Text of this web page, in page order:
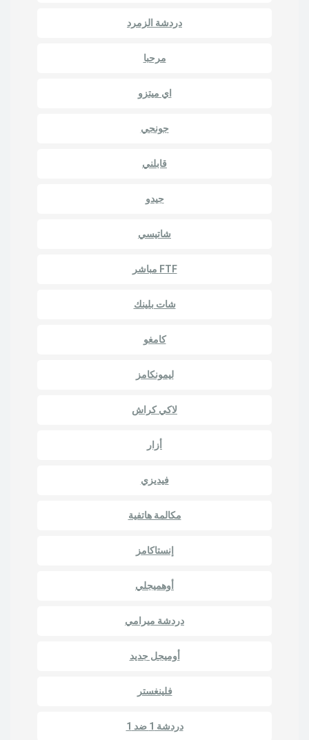
دردشة الزمرد
مرحبا
اي ميتزو
جونجي
قابلني
جيدو
شاتيسي
FTF مباشر
شات بلينك
كامغو
ليمونكامز
لاكي كراش
أزار
فيديزي
مكالمة هاتفية
إنستاكامز
أوهميجلي
دردشة ميرامي
أوميجل جديد
فلينغستر
دردشة 1 ضد 1